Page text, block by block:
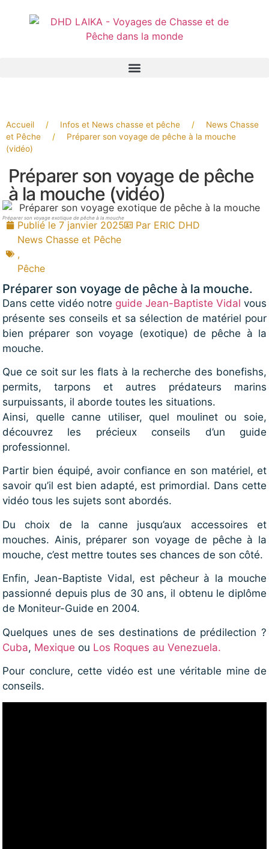
Accueil / Infos et News chasse et pêche /
News Chasse
et Pêche
/
Préparer son voyage de pêche à la mouche
(vidéo)
Préparer son voyage de pêche
à la mouche (vidéo)
Préparer son voyage exotique de pêche à la mouche
Publié le 7 janvier 2025 Par ERIC DHD
News Chasse et Pêche
,
Pêche
Préparer son voyage de pêche à la mouche.
Dans cette vidéo notre guide Jean-Baptiste Vidal vous
présente ses conseils et sa sélection de matériel pour
bien préparer son voyage (exotique) de pêche à la
mouche.
Que ce soit sur les flats à la recherche des bonefishs,
permits, tarpons et autres prédateurs marins
surpuissants, il aborde toutes les situations.
Ainsi, quelle canne utiliser, quel moulinet ou soie,
découvrez les précieux conseils d’un guide
professionnel.
Partir bien équipé, avoir confiance en son matériel, et
savoir qu’il est bien adapté, est primordial. Dans cette
vidéo tous les sujets sont abordés.
Du choix de la canne jusqu’aux accessoires et
mouches. Ainis, préparer son voyage de pêche à la
mouche, c’est mettre toutes ses chances de son côté.
Enfin, Jean-Baptiste Vidal, est pêcheur à la mouche
passionné depuis plus de 30 ans, il obtenu le diplôme
de Moniteur-Guide en 2004.
Quelques unes de ses destinations de prédilection ?
Cuba, Mexique ou Los Roques au Venezuela.
Pour conclure, cette vidéo est une véritable mine de
conseils.